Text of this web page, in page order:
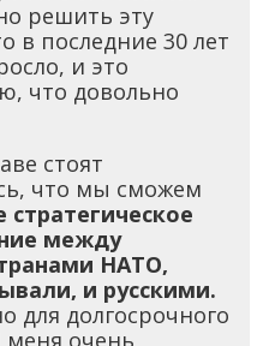
решить эту
в последние 30 лет
и это
что довольно
стоят
что мы сможем
стратегическое
между
НАТО,
и русскими.
для долгосрочного
меня очень